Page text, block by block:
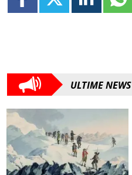
ULTIME NEWS